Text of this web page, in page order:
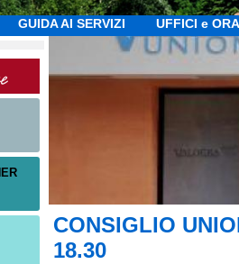
GUIDA AI SERVIZI UFFICI e
CONSIGLIO
18.30